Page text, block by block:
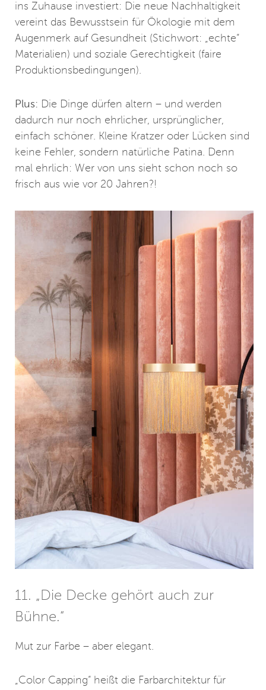
ins Zuhause investiert: Die neue Nachhaltigkeit
vereint das Bewusstsein für Ökologie mit dem
Augenmerk auf Gesundheit (Stichwort: „echte“
Materialien) und soziale Gerechtigkeit (faire
Produktionsbedingungen).
Plus: Die Dinge dürfen altern – und werden
dadurch nur noch ehrlicher, ursprünglicher,
einfach schöner. Kleine Kratzer oder Lücken sind
keine Fehler, sondern natürliche Patina. Denn
mal ehrlich: Wer von uns sieht schon noch so
frisch aus wie vor 20 Jahren?!
11. „Die Decke gehört auch zur
Bühne.“
Mut zur Farbe – aber elegant.
„Color Capping“ heißt die Farbarchitektur für